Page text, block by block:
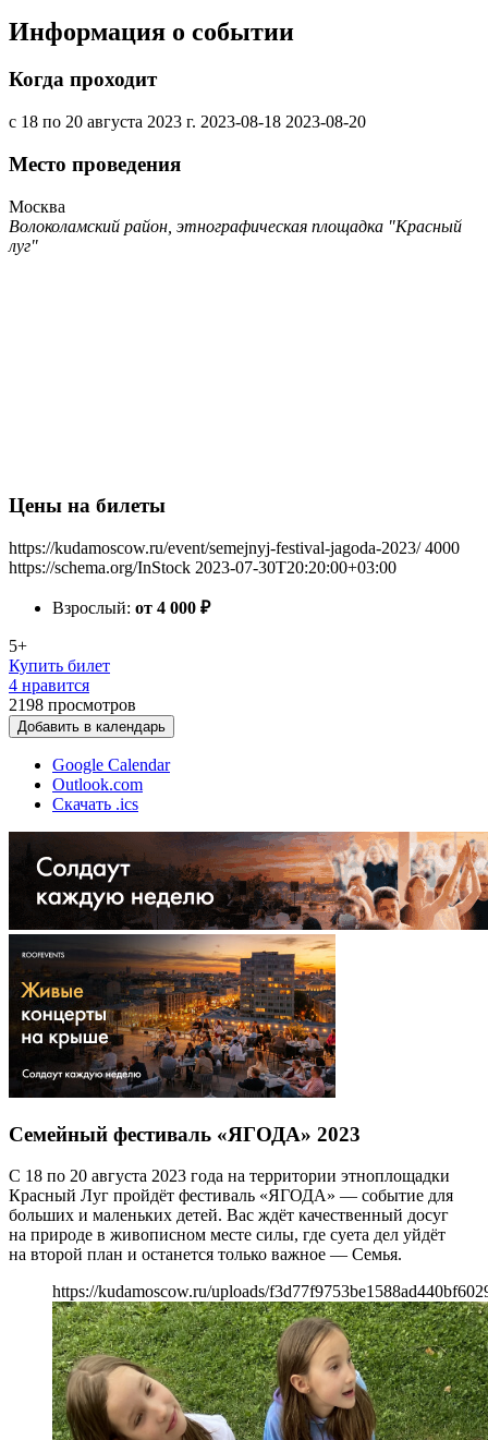
Информация о событии
Когда проходит
с 18 по 20 августа 2023 г. 2023-08-18 2023-08-20
Место проведения
Москва
Волоколамский район, этнографическая площадка "Красный
луг"
Цены на билеты
https://kudamoscow.ru/event/semejnyj-festival-jagoda-2023/ 4000
https://schema.org/InStock 2023-07-30T20:20:00+03:00
Взрослый: от 4 000 ₽
5+
Купить билет
4 нравится
2198 просмотров
Добавить в календарь
Google Calendar
Outlook.com
Скачать .ics
Семейный фестиваль «ЯГОДА» 2023
С 18 по 20 августа 2023 года на территории этноплощадки
Красный Луг пройдёт фестиваль «ЯГОДА» — событие для
больших и маленьких детей. Вас ждёт качественный досуг
на природе в живописном месте силы, где суета дел уйдёт
на второй план и останется только важное — Семья.
https://kudamoscow.ru/uploads/